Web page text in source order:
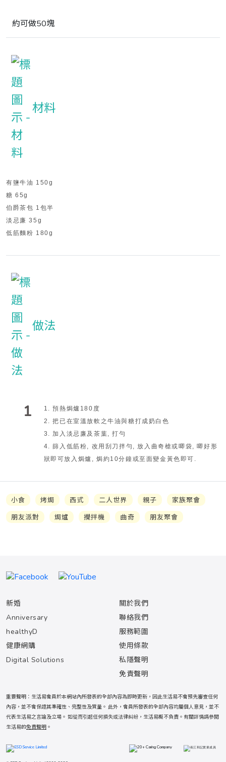
約可做50塊
材料
有鹽牛油 150g
糖 65g
伯爵茶包 1包半
淡忌廉 35g
低筋麵粉 180g
做法
1
1. 預熱焗爐180度
2. 把已在室溫放軟之牛油與糖打成奶白色
3. 加入淡忌廉及茶葉, 打勻
4. 篩入低筋粉, 改用刮刀拌勻, 放入曲奇槍或唧袋, 唧好形
狀即可放入焗爐, 焗約10分鐘或至面變金黃色即可.
小食 烤焗 西式 二人世界 親子
家族聚會
朋友派對
焗爐 攪拌機 曲奇 朋友聚會
新婚
Anniversary
healthyD
健康網購
Digital Solutions
關於我們
聯絡我們
服務範圍
使用條款
私隱聲明
免責聲明
重要聲明：生活易會員於本網站內所發表的全部內容為即時更新，因此生活易不會預先審查任何
內容，並不會保證其準確性、完整性及質量。 此外，會員所發表的全部內容均屬個人意見，並不
代表生活易之言論及立場。 如從而引起任何損失或法律糾紛，生活易概不負責。有關詳情請參閱
生活易的免責聲明 。